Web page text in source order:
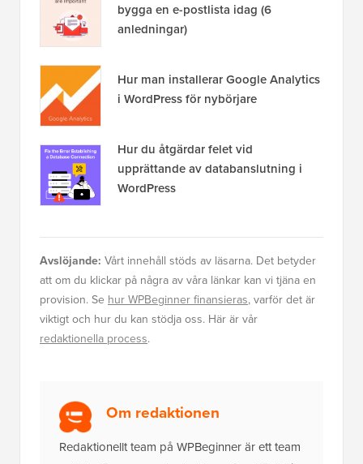
bygga en e-postlista idag (6
anledningar)
Hur man installerar Google Analytics
i WordPress för nybörjare
Hur du åtgärdar felet vid
upprättande av databanslutning i
WordPress
Avslöjande: Vårt innehåll stöds av läsarna. Det betyder
att om du klickar på några av våra länkar kan vi tjäna en
provision. Se hur WPBeginner finansieras, varför det är
viktigt och hur du kan stödja oss. Här är vår
redaktionella process.
Om redaktionen
Redaktionellt team på WPBeginner är ett team